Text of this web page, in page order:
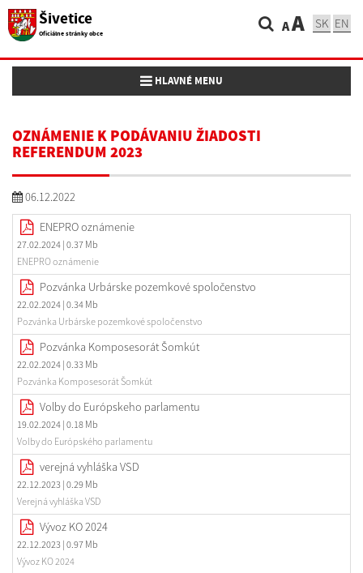
Šivetice
Oficiálne stránky obce AA SK EN
Toggle navigation
HLAVNÉ MENU
OZNÁMENIE K PODÁVANIU ŽIADOSTI
REFERENDUM 2023
06.12.2022
ENEPRO oznámenie
27.02.2024 | 0.37 Mb
ENEPRO oznámenie
Pozvánka Urbárske pozemkové spoločenstvo
22.02.2024 | 0.34 Mb
Pozvánka Urbárske pozemkové spoločenstvo
Pozvánka Komposesorát Šomkút
22.02.2024 | 0.33 Mb
Pozvánka Komposesorát Šomkút
Volby do Európskeho parlamentu
19.02.2024 | 0.18 Mb
Volby do Európského parlamentu
verejná vyhláška VSD
22.12.2023 | 0.29 Mb
Verejná vyhláška VSD
Vývoz KO 2024
22.12.2023 | 0.97 Mb
Vývoz KO 2024